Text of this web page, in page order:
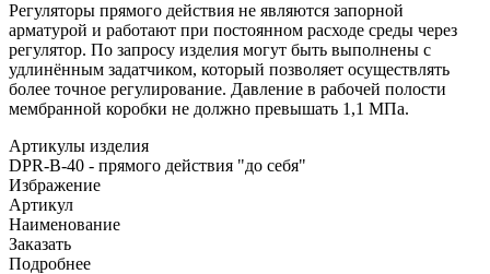
Регуляторы прямого действия не являются запорной
арматурой и работают при постоянном расходе среды через
регулятор. По запросу изделия могут быть выполнены с
удлинённым задатчиком, который позволяет осуществлять
более точное регулирование. Давление в рабочей полости
мембранной коробки не должно превышать 1,1 МПа.
Артикулы изделия
DPR-B-40 - прямого действия "до себя"
Избражение
Артикул
Наименование
Заказать
Подробнее